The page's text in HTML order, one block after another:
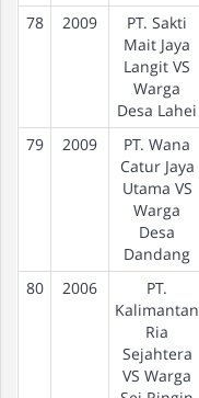
78 2009
PT. Sakti
Mait Jaya
Langit VS
Warga
Desa Lahei
79 2009
PT. Wana
Catur Jaya
Utama VS
Warga
Desa
Dandang
80 2006
PT.
Kalimantan
Ria
Sejahtera
VS Warga